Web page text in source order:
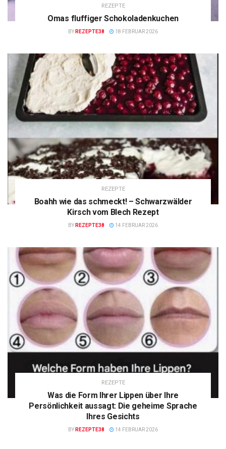
REZEPTE
Omas fluffiger Schokoladenkuchen
BY REZEPTE38 18 FEBRUAR 2026
REZEPTE
Boahh wie das schmeckt! – Schwarzwälder
Kirsch vom Blech Rezept
BY REZEPTE38 14 FEBRUAR 2026
REZEPTE
Was die Form Ihrer Lippen über Ihre
Persönlichkeit aussagt: Die geheime Sprache
Ihres Gesichts
BY REZEPTE38 14 FEBRUAR 2026